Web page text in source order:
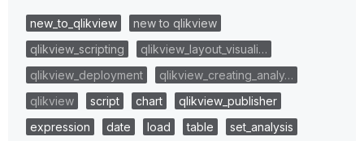
new_to_qlikview
new to qlikview
qlikview_scripting
qlikview_layout_visuali…
qlikview_deployment
qlikview_creating_analy…
qlikview
script chart
qlikview_publisher
expression
date load table
set_analysis